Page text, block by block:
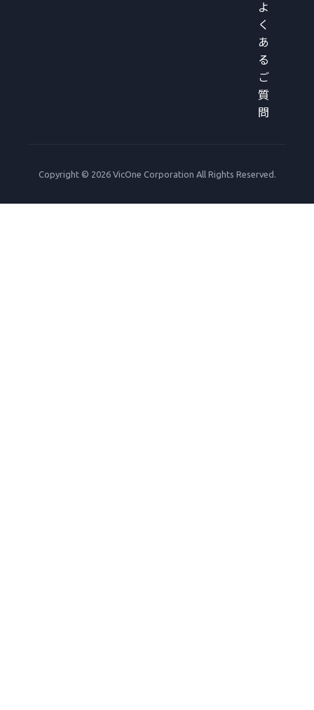
よ
く
あ
る
ご
質
問
Copyright © 2026 VicOne Corporation All Rights Reserved.